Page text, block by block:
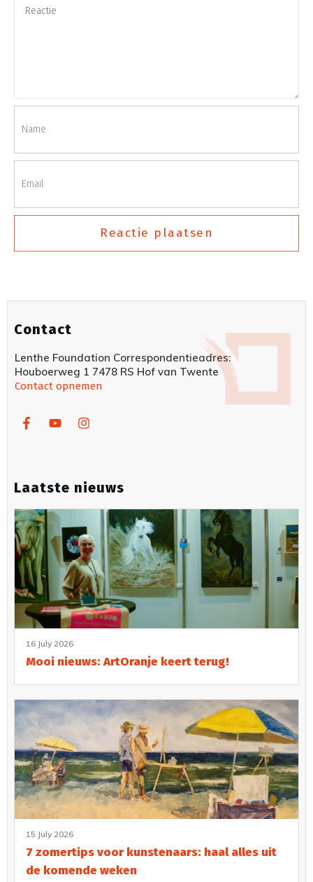
Reactie plaatsen
Contact
Lenthe Foundation Correspondentieadres:
Houboerweg 1 7478 RS Hof van Twente
Contact opnemen
Laatste nieuws
16 July 2026
Mooi nieuws: ArtOranje keert terug!
15 July 2026
7 zomertips voor kunstenaars: haal alles uit
de komende weken